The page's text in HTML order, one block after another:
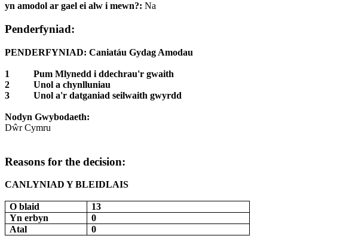
yn amodol ar gael ei alw i mewn?: Na
Penderfyniad:
PENDERFYNIAD: Caniatáu Gydag Amodau
1
Pum Mlynedd i ddechrau'r gwaith
2
Unol a chynlluniau
3
Unol a'r datganiad seilwaith gwyrdd
Nodyn Gwybodaeth:
Dŵr Cymru
Reasons for the decision:
CANLYNIAD Y BLEIDLAIS
O blaid
13
Yn erbyn
0
Atal
0